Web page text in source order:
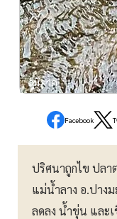
ภูมิภาค
Facebook
ปริศนาถูกไข ปล
แม่น้ำลาง อ.ปาง
ลดลง น้ำขุ่น และ